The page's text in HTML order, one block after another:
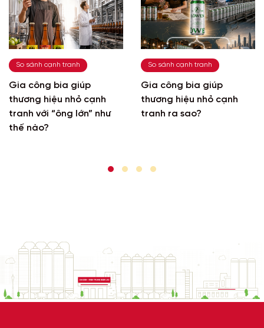
So sánh cạnh tranh
Gia công bia giúp
thương hiệu nhỏ cạnh
tranh với “ông lớn” như
thế nào?
So sánh cạnh tranh
Gia công bia giúp
thương hiệu nhỏ cạnh
tranh ra sao?